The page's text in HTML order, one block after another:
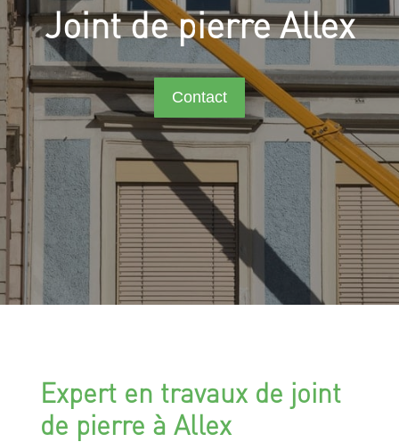
Joint de pierre Allex
Contact
Expert en travaux de joint
de pierre à Allex